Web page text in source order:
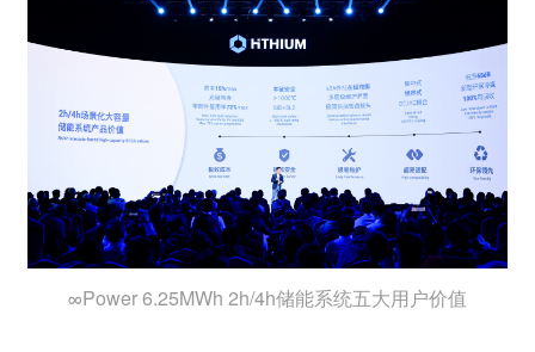
∞Power 6.25MWh 2h/4h储能系统五大用户价值